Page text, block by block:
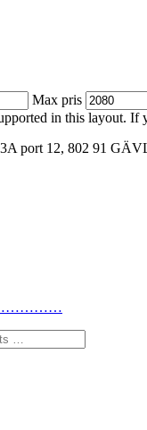
Max pris
in this layout. If
port 12, 802 91